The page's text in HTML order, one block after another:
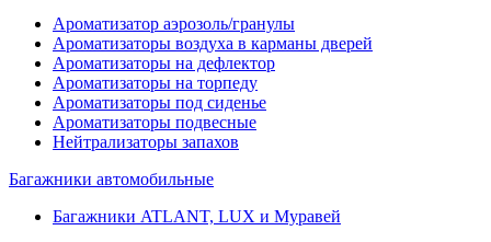
Ароматизатор аэрозоль/гранулы
Ароматизаторы воздуха в карманы дверей
Ароматизаторы на дефлектор
Ароматизаторы на торпеду
Ароматизаторы под сиденье
Ароматизаторы подвесные
Нейтрализаторы запахов
Багажники автомобильные
Багажники ATLANT, LUX и Муравей